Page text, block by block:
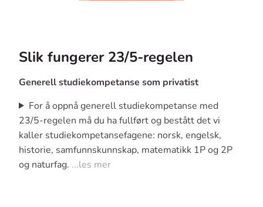
Slik fungerer 23/5-regelen
Generell studiekompetanse som privatist
For å oppnå generell studiekompetanse med
23/5-regelen må du ha fullført og bestått det vi
kaller studiekompetansefagene: norsk, engelsk,
historie, samfunnskunnskap, matematikk 1P og 2P
og naturfag. ...les mer